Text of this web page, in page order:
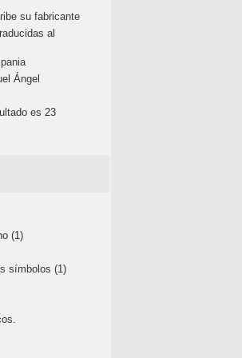
su fabricante
al
Ángel
es 23
(1)
símbolos (1)